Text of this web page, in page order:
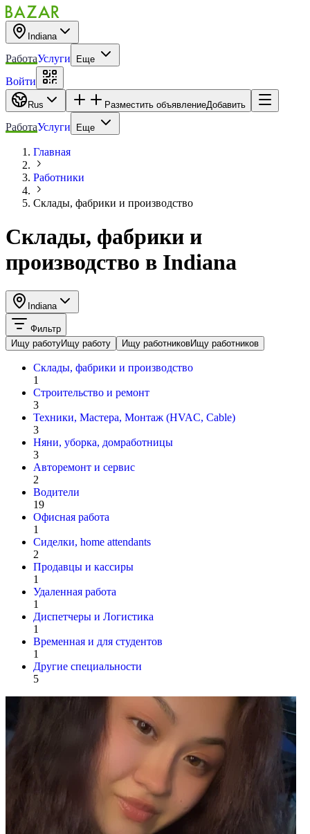
Indiana
РаботаУслуги Еще
Войти
Rus Разместить объявлениеДобавить
РаботаУслуги Еще
Главная
Работники
Склады, фабрики и производство
Склады, фабрики и
производство в Indiana
Indiana
Фильтр
Ищу работуИщу работу Ищу работниковИщу работников
Склады, фабрики и производство
1
Строительство и ремонт
3
Техники, Мастера, Монтаж (HVAC, Cable)
3
Няни, уборка, домработницы
3
Авторемонт и cервис
2
Водители
19
Офисная работа
1
Сиделки, home attendants
2
Продавцы и кассиры
1
Удаленная работа
1
Диспетчеры и Логистика
1
Временная и для студентов
1
Другие специальности
5